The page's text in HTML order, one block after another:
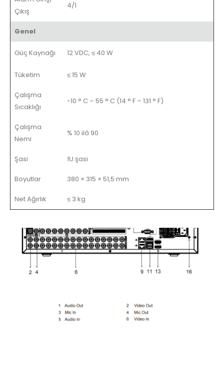
Çıkış
4/1
Genel
Güç Kaynağı 12 VDC, ≤ 40 W
Tüketim ≤ 15 W
Çalışma
Sıcaklığı
-10 ° C – 55 ° C (14 ° F – 131 ° F)
Çalışma
Nemi
% 10 ilâ 90
Şasi 1U şasi
Boyutlar 380 × 315 × 51,5 mm
Net Ağırlık ≤ 3 kg